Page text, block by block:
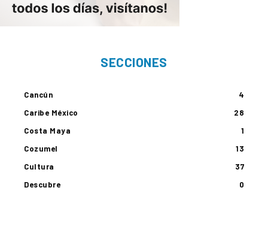
SECCIONES
Cancún
4
Caribe México
28
Costa Maya
1
Cozumel
13
Cultura
37
Descubre
0